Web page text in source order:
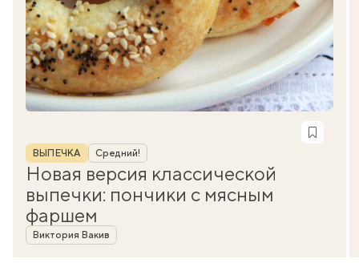
Рубрика
ВЫПЕЧКА Средний!
Новая версия классической
выпечки: пончики с мясным
фаршем
Автор
Виктория Вакив